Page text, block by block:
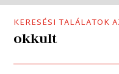
KERESÉSI TALÁLATOK
okkult